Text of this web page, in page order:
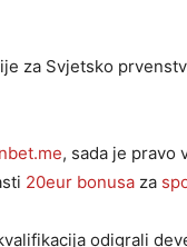
za Svjetsko
, sada je pravo
20eur bonusa za
odigrali